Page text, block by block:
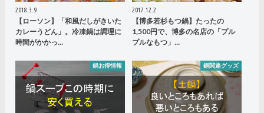
2018.3.9
【ローソン】「和風だしがきいた
カレーうどん」。冷凍鍋は調理に
時間がかかっ…
2017.12.2
【博多若杉もつ鍋】たったの
1,500円で、博多の名店の「プル
プルなもつ」…
鍋お得情報 鍋関連グッズ